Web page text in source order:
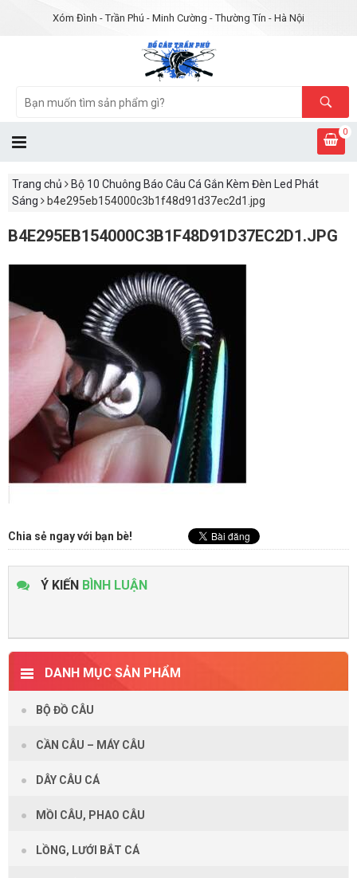
Xóm Đình - Trần Phú - Minh Cường - Thường Tín - Hà Nội
0
Trang chủ
Bộ 10 Chuông Báo Câu Cá Gắn Kèm Đèn Led Phát
Sáng
b4e295eb154000c3b1f48d91d37ec2d1.jpg
B4E295EB154000C3B1F48D91D37EC2D1.JPG
Chia sẻ ngay với bạn bè!
Ý KIẾN BÌNH LUẬN
DANH MỤC SẢN PHẨM
BỘ ĐỒ CÂU
CẦN CÂU – MÁY CÂU
DÂY CÂU CÁ
MỒI CÂU, PHAO CÂU
LỒNG, LƯỚI BẮT CÁ